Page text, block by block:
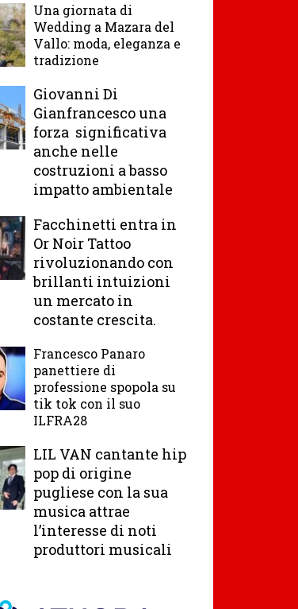
Una giornata di
Wedding a Mazara del
Vallo: moda, eleganza e
tradizione
Giovanni Di
Gianfrancesco una
forza significativa
anche nelle
costruzioni a basso
impatto ambientale
Facchinetti entra in
Or Noir Tattoo
rivoluzionando con
brillanti intuizioni
un mercato in
costante crescita.
Francesco Panaro
panettiere di
professione spopola su
tik tok con il suo
ILFRA28
LIL VAN cantante hip
pop di origine
pugliese con la sua
musica attrae
l’interesse di noti
produttori musicali